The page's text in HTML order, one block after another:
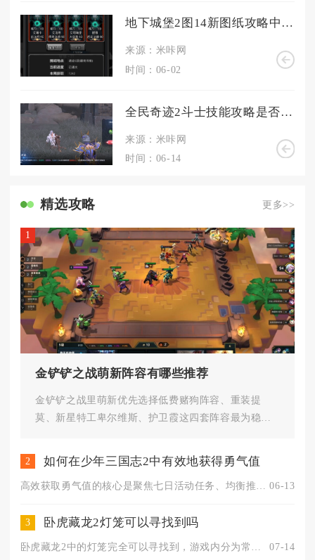
地下城堡2图14新图纸攻略中的关键步骤是什么
来源：米咔网
时间：06-02
全民奇迹2斗士技能攻略是否需要花费元宝
来源：米咔网
时间：06-14
精选攻略 更多>>
1
金铲铲之战萌新阵容有哪些推荐
金铲铲之战里萌新优先选择低费赌狗阵容、重装提
莫、新星特工卑尔维斯、护卫霞这四套阵容最为稳
2 如何在少年三国志2中有效地获得勇气值
06-13
3 卧虎藏龙2灯笼可以寻找到吗
07-14